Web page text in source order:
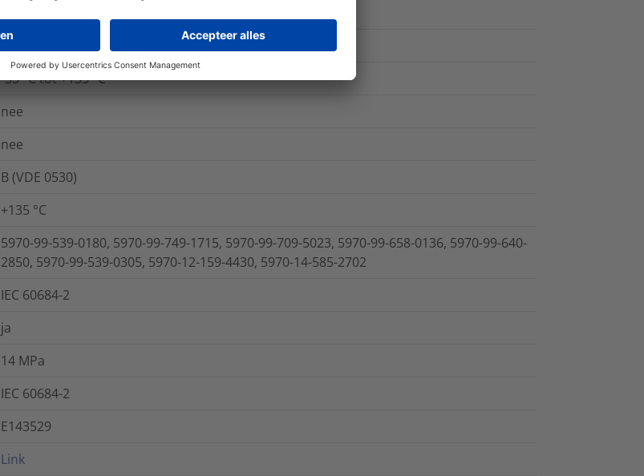
IEC 60684-2
-55 °C tot +135 °C
nee
nee
B (VDE 0530)
+135 °C
5970-99-539-0180, 5970-99-749-1715, 5970-99-709-5023, 5970-99-658-0136, 5970-99-640-
2850, 5970-99-539-0305, 5970-12-159-4430, 5970-14-585-2702
IEC 60684-2
ja
14 MPa
IEC 60684-2
E143529
Link